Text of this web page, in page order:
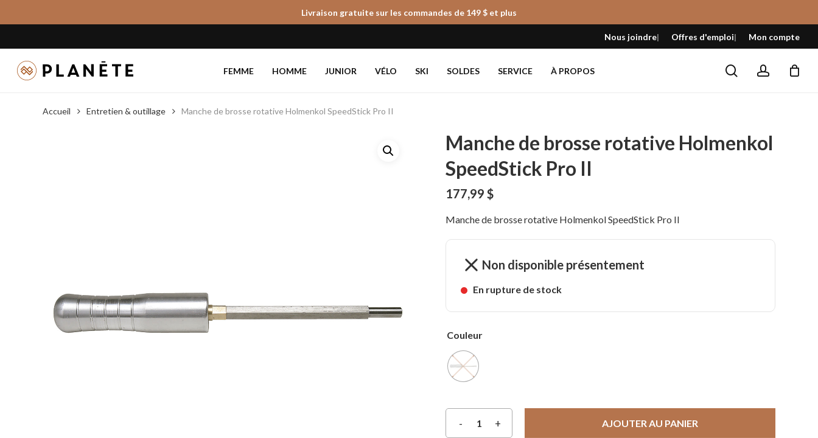
to
content
Livraison gratuite sur les commandes de 149 $ et plus
Nous joindre Offres d'emploi Mon compte
FEMME HOMME JUNIOR VÉLO SKI SOLDES SERVICE À PROPOS searchaccount
Fermer
le
panier
Accueil Entretien & outillage Manche de brosse rotative Holmenkol SpeedStick Pro II
Manche de brosse rotative Holmenkol
SpeedStick Pro II
177,99$
Manche de brosse rotative Holmenkol SpeedStick Pro II
Non disponible présentement
En rupture de stock
Couleur
AJOUTER AU PANIER